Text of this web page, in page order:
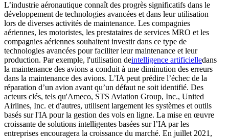
L’industrie aéronautique connaît des progrès significatifs dans le
développement de technologies avancées et dans leur utilisation
lors de diverses activités de maintenance. Les compagnies
aériennes, les motoristes, les prestataires de services MRO et les
compagnies aériennes souhaitent investir dans ce type de
technologies avancées pour faciliter leur maintenance et leur
production. Par exemple, l'utilisation deintelligence artificielledans
la maintenance des avions a conduit à une diminution des erreurs
dans la maintenance des avions. L’IA peut prédire l’échec de la
réparation d’un avion avant qu’un défaut ne soit identifié. Des
acteurs clés, tels qu'Ameco, STS Aviation Group, Inc., United
Airlines, Inc. et d'autres, utilisent largement les systèmes et outils
basés sur l'IA pour la gestion des vols en ligne. La mise en œuvre
croissante de solutions intelligentes basées sur l’IA par les
entreprises encouragera la croissance du marché. En juillet 2021,